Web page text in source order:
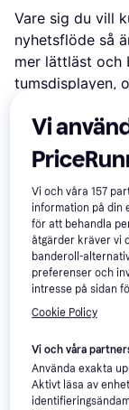
Vare sig du vill
nyhetsflöde så
mer lättläst och
tumsdisplayen,
en
512 GB
Körs på
Tillverkad
Skärmen
13 tum
Apple iPadOS.
väldigt bra
OLED-teknologi.
Vi
Vi och våra157
information på din
för att behandla
åtgärder kräver vi
banderoll-
preferenser och
intresse på sidan
Cookie Policy
Vi och våra
Använda exakta
Aktivt läsa av